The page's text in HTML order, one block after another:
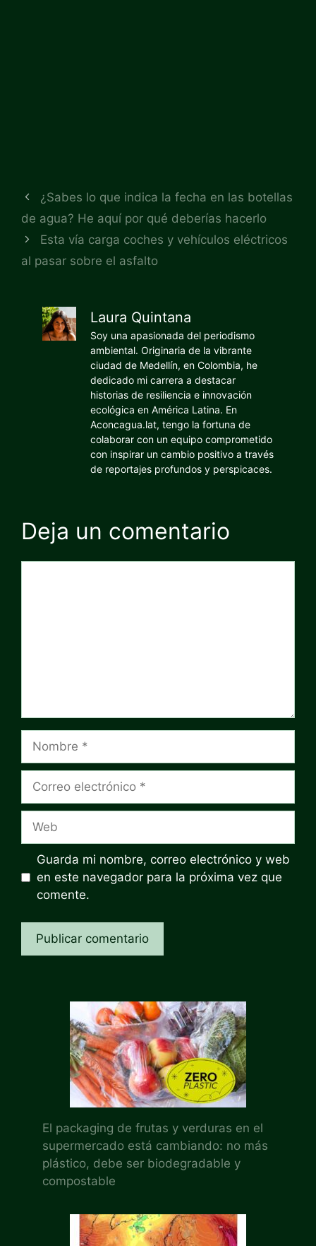
¿Sabes lo que indica la fecha en las botellas
de agua? He aquí por qué deberías hacerlo
Esta vía carga coches y vehículos eléctricos
al pasar sobre el asfalto
Laura Quintana
Soy una apasionada del periodismo
ambiental. Originaria de la vibrante
ciudad de Medellín, en Colombia, he
dedicado mi carrera a destacar
historias de resiliencia e innovación
ecológica en América Latina. En
Aconcagua.lat, tengo la fortuna de
colaborar con un equipo comprometido
con inspirar un cambio positivo a través
de reportajes profundos y perspicaces.
Deja un comentario
Nombre
Correo
Web
Guarda mi nombre, correo electrónico y web
en este navegador para la próxima vez que
comente.
El packaging de frutas y verduras en el
supermercado está cambiando: no más
plástico, debe ser biodegradable y
compostable